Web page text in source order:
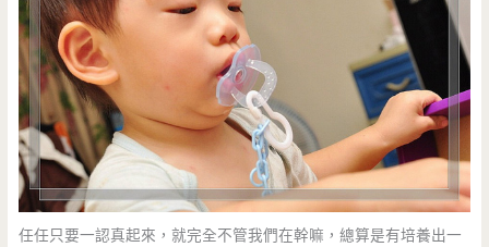
任任只要一認真起來，就完全不管我們在幹嘛，總算是有培養出一